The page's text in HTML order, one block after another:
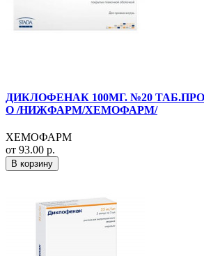
ДИКЛОФЕНАК 100МГ. №20
О /НИЖФАРМ/ХЕМОФАРМ/
ХЕМОФАРМ
от 93.00 р.
В корзину